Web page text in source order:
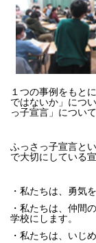
１つの事例をもと
ではないか」につ
っ子宣言」につい
ふっさっ子宣言と
で大切にしている
・私たちは、勇気
・私たちは、仲間
学校にします。
・私たちは、いじ